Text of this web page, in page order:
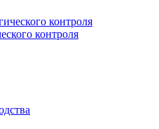
контроля
контроля